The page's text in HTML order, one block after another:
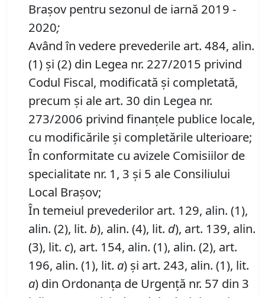
Brașov pentru sezonul de iarnă 2019 -
2020;
Având în vedere prevederile art. 484, alin.
(1) și (2) din Legea nr. 227/2015 privind
Codul Fiscal, modificată şi completată,
precum și ale art. 30 din Legea nr.
273/2006 privind finanțele publice locale,
cu modificările și completările ulterioare;
În conformitate cu avizele Comisiilor de
specialitate nr. 1, 3 și 5 ale Consiliului
Local Brașov;
În temeiul prevederilor art. 129, alin. (1),
alin. (2), lit. b), alin. (4), lit. d), art. 139, alin.
(3), lit. c), art. 154, alin. (1), alin. (2), art.
196, alin. (1), lit. a) și art. 243, alin. (1), lit.
a) din Ordonanța de Urgență nr. 57 din 3